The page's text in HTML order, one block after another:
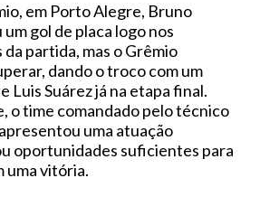
em Porto Alegre, Bruno
gol de placa logo nos
partida, mas o Grêmio
dando o troco com um
Luis Suárez já na etapa final.
o time comandado pelo técnico
uma atuação
oportunidades suficientes para
uma vitória.